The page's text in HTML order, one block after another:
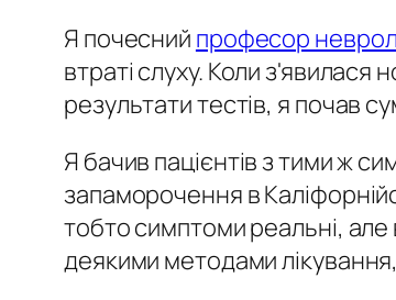
Я почесний професор
втраті слуху. Коли з'явилася
результати тестів, я почав
Я бачив пацієнтів з тими ж
запаморочення в
тобто симптоми реальні,
деякими методами